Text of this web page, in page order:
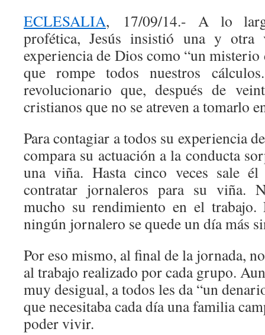
ECLESALIA, 17/09/14.- A lo
profética, Jesús insistió una y otra
experiencia de Dios como “un misterio
que rompe todos nuestros
revolucionario que, después de
cristianos que no se atreven a tomarlo
Para contagiar a todos su experiencia
compara su actuación a la conducta
una viña. Hasta cinco veces sale
contratar jornaleros para su viña.
mucho su rendimiento en el
ningún jornalero se quede un día más
Por eso mismo, al final de la jornada,
al trabajo realizado por cada grupo.
muy desigual, a todos les da “un
que necesitaba cada día una familia
poder vivir.